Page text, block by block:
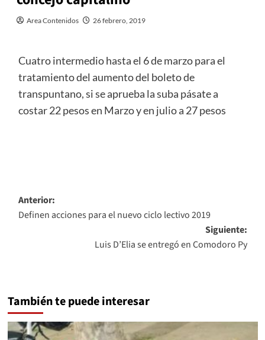
Area Contenidos 26 febrero, 2019
Cuatro intermedio hasta el 6 de marzo para el
tratamiento del aumento del boleto de
transpuntano, si se aprueba la suba pásate a
costar 22 pesos en Marzo y en julio a 27 pesos
Navegación
de
Anterior:
Definen acciones para el nuevo ciclo lectivo 2019
Siguiente:
Luis D’Elia se entregó en Comodoro Py
También te puede interesar